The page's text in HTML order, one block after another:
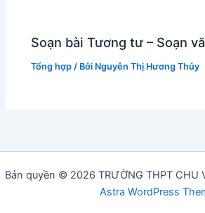
Soạn bài Tương tư – Soạn
Tổng hợp / Bởi Nguyễn Thị Hương Thủy
Bản quyền © 2026 TRƯỜNG THPT CHU
Astra WordPress